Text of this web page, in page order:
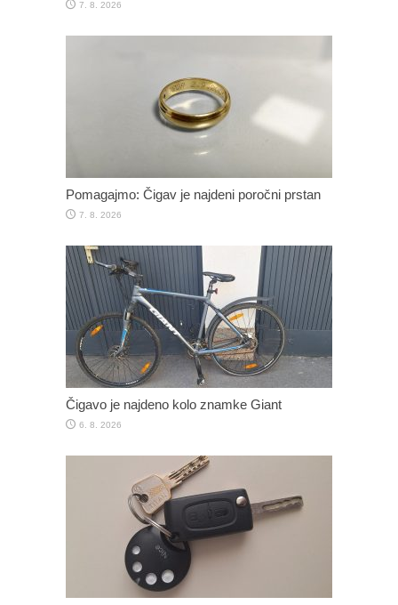
7. 8. 2026
Pomagajmo: Čigav je najdeni poročni prstan
7. 8. 2026
Čigavo je najdeno kolo znamke Giant
6. 8. 2026